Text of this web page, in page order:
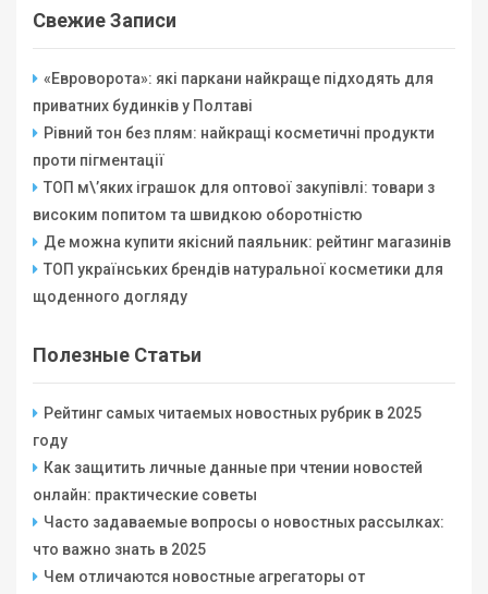
Свежие Записи
«Евроворота»: які паркани найкраще підходять для
приватних будинків у Полтаві
Рівний тон без плям: найкращі косметичні продукти
проти пігментації
ТОП м\’яких іграшок для оптової закупівлі: товари з
високим попитом та швидкою оборотністю
Де можна купити якісний паяльник: рейтинг магазинів
ТОП українських брендів натуральної косметики для
щоденного догляду
Полезные Статьи
Рейтинг самых читаемых новостных рубрик в 2025
году
Как защитить личные данные при чтении новостей
онлайн: практические советы
Часто задаваемые вопросы о новостных рассылках:
что важно знать в 2025
Чем отличаются новостные агрегаторы от